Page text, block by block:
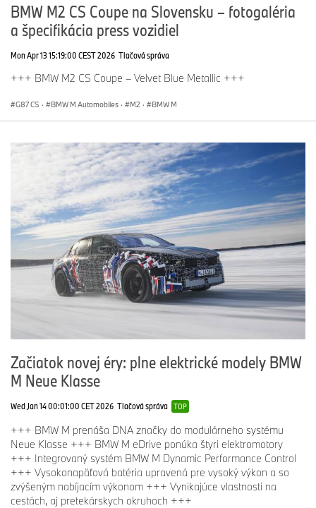
BMW M2 CS Coupe na Slovensku – fotogaléria
a špecifikácia press vozidiel
Mon Apr 13 15:19:00 CEST 2026 Tlačová správa
+++ BMW M2 CS Coupe – Velvet Blue Metallic +++
G87 CS · BMW M Automobiles · M2 · BMW M
Začiatok novej éry: plne elektrické modely BMW
M Neue Klasse
Wed Jan 14 00:01:00 CET 2026 Tlačová správa TOP
+++ BMW M prenáša DNA značky do modulárneho systému
Neue Klasse +++ BMW M eDrive ponúka štyri elektromotory
+++ Integrovaný systém BMW M Dynamic Performance Control
+++ Vysokonapäťová batéria upravená pre vysoký výkon a so
zvýšeným nabíjacím výkonom +++ Vynikajúce vlastnosti na
cestách, aj pretekárskych okruhoch +++